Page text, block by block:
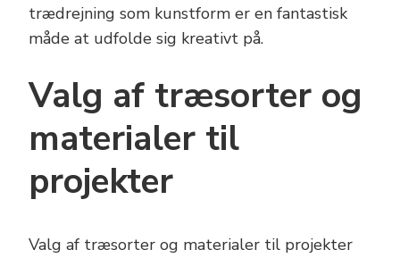
trædrejning som kunstform er en fantastisk
måde at udfolde sig kreativt på.
Valg af træsorter og
materialer til
projekter
Valg af træsorter og materialer til projekter